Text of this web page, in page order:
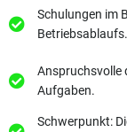
Schulungen im
Betriebsablaufs.
Anspruchsvolle
Aufgaben.
Schwerpunkt: